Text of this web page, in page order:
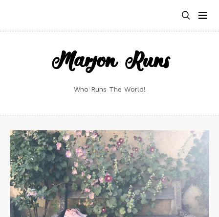
content
Marjon Runs
Who Runs The World!